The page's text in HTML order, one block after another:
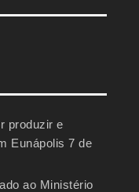
produzir e
Eunápolis 7 de
ao Ministério